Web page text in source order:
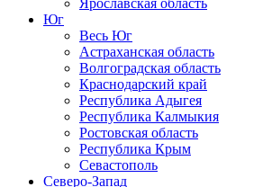
Ярославская область
Юг
Весь Юг
Астраханская область
Волгоградская область
Краснодарский край
Республика Адыгея
Республика Калмыкия
Ростовская область
Республика Крым
Севастополь
Северо-Запад